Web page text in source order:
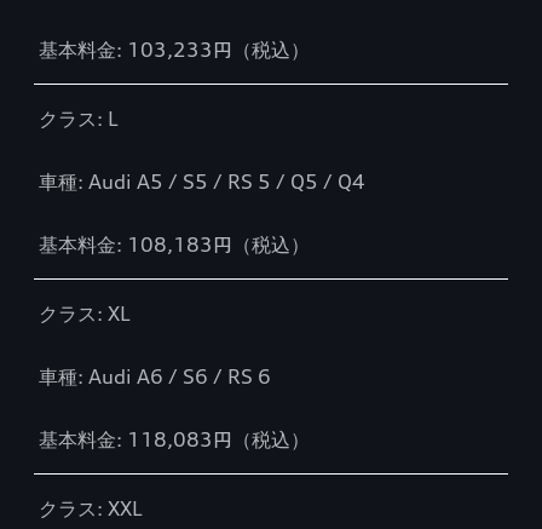
基本料金: 103,233円（税込）
クラス: L
車種: Audi A5 / S5 / RS 5 / Q5 / Q4
基本料金: 108,183円（税込）
クラス: XL
車種: Audi A6 / S6 / RS 6
基本料金: 118,083円（税込）
クラス: XXL